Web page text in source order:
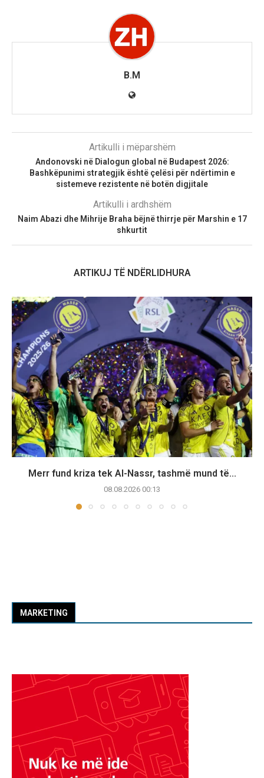
B.M
Artikulli i mëparshëm
Andonovski në Dialogun global në Budapest 2026:
Bashkëpunimi strategjik është çelësi për ndërtimin e
sistemeve rezistente në botën digjitale
Artikulli i ardhshëm
Naim Abazi dhe Mihrije Braha bëjnë thirrje për Marshin e 17
shkurtit
ARTIKUJ TË NDËRLIDHURA
Merr fund kriza tek Al-Nassr, tashmë mund të...
08.08.2026 00:13
MARKETING